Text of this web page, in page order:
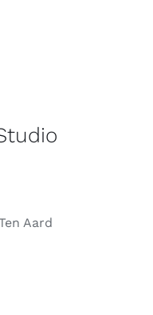
Aard